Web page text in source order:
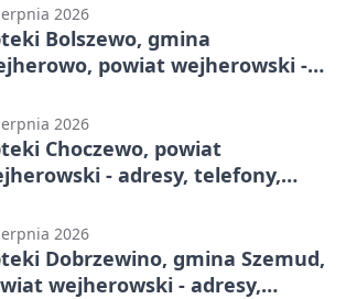
2026
Bolszewo, gmina
powiat wejherowski -
2026
Choczewo, powiat
- adresy, telefony,
2026
Dobrzewino, gmina Szemud,
wejherowski - adresy,